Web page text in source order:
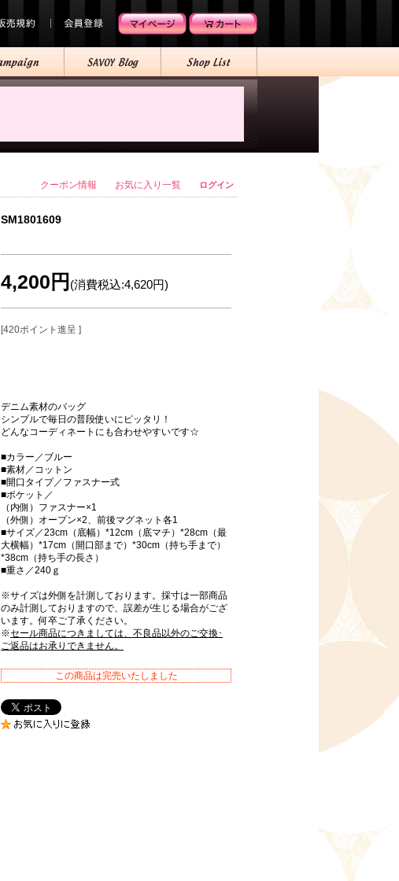
クーポン情報 お気に入り一覧 ログイン
SM1801609
デニム素材のバッグ
シンプルで毎日の普段使いにピッタリ！
どんなコーディネートにも合わせやすいです☆
■カラー／ブルー
■素材／コットン
■開口タイプ／ファスナー式
■ポケット／
（内側）ファスナー×1
（外側）オープン×2、前後マグネット各1
■サイズ／23cm（底幅）*12cm（底マチ）*28cm（最
大横幅）*17cm（開口部まで）*30cm（持ち手まで）
*38cm（持ち手の長さ）
■重さ／240ｇ
※サイズは外側を計測しております。採寸は一部商品
のみ計測しておりますので、誤差が生じる場合がござ
います。何卒ご了承ください。
※セール商品につきましては、不良品以外のご交換･
ご返品はお承りできません。
4,200円 (消費税込:4,620円)
[420ポイント進呈 ]
この商品は完売いたしました